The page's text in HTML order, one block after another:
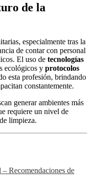
de la
especialmente tras la
de contar con personal
El uso de tecnologías
ecológicos y protocolos
esta profesión, brindando
constantemente.
generar ambientes más
requiere un nivel de
limpieza.
Recomendaciones de